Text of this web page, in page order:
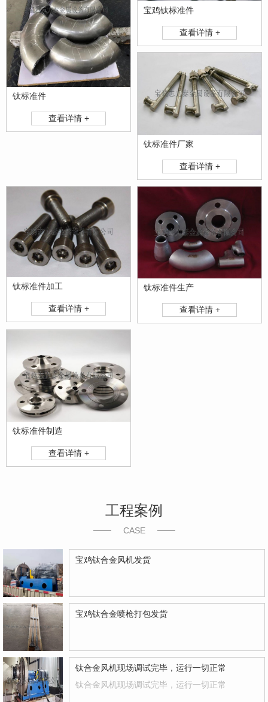
钛标准件
查看详情 +
宝鸡钛标准件
查看详情 +
钛标准件厂家
查看详情 +
钛标准件加工
查看详情 +
钛标准件生产
查看详情 +
钛标准件制造
查看详情 +
工程案例
CASE
宝鸡钛合金风机发货
宝鸡钛合金喷枪打包发货
钛合金风机现场调试完毕，运行一切正常
钛合金风机现场调试完毕，运行一切正常